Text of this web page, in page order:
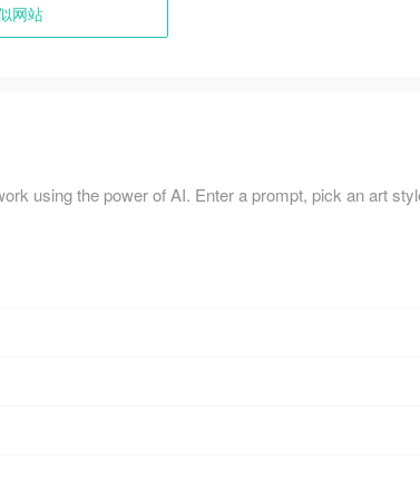
网站
using the power of AI. Enter a prompt, pick an art